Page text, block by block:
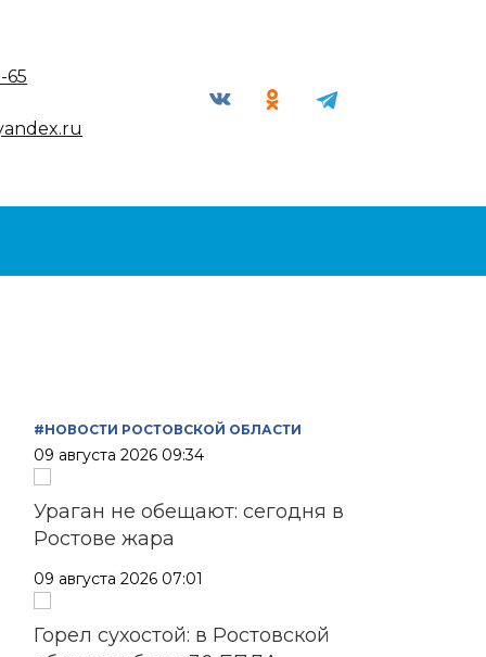
65
#НОВОСТИ РОСТОВСКОЙ ОБЛАСТИ
09 августа 2026 09:34
Ураган не обещают: сегодня в
Ростове жара
09 августа 2026 07:01
Горел сухостой: в Ростовской